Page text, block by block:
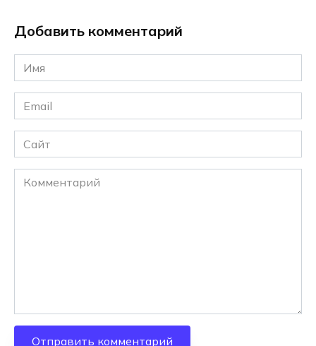
Добавить комментарий
Имя
*
Email
*
Сайт
Комментарий